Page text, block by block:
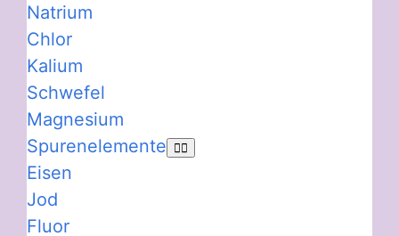
Natrium
Chlor
Kalium
Schwefel
Magnesium
Spurenelemente
Eisen
Jod
Fluor